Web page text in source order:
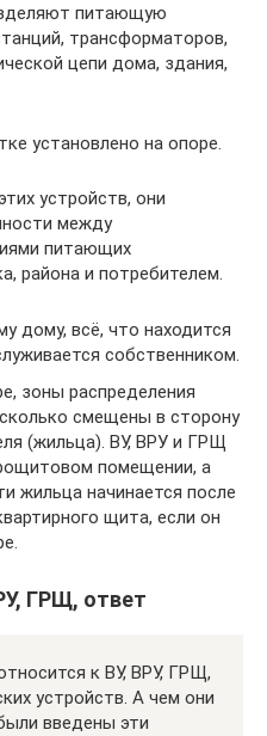
питающую
трансформаторов,
цепи дома, здания,
установлено на опоре.
устройств, они
между
питающих
района и потребителем.
дому, всё, что находится
собственником.
зоны распределения
смещены в сторону
(жильца). ВУ, ВРУ и ГРЩ
помещении, а
жильца начинается после
щита, если он
ГРЩ, ответ
к ВУ, ВРУ, ГРЩ,
устройств. А чем они
введены эти